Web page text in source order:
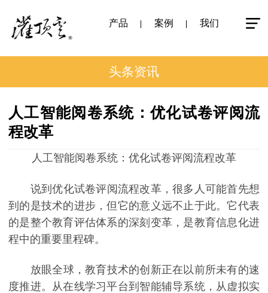
产品 案例 我们
头条资讯
人工智能阅卷系统：优化试卷评阅流
程改革
人工智能阅卷系统：优化试卷评阅流程改革
说到优化试卷评阅流程改革，很多人可能首先想
到的是技术的进步，但它的意义远不止于此。它代表
的是整个教育评估体系的深刻变革，是教育信息化进
程中的重要里程碑。
放眼全球，教育技术的创新正在以前所未有的速
度推进。从在线学习平台到智能辅导系统，从虚拟实